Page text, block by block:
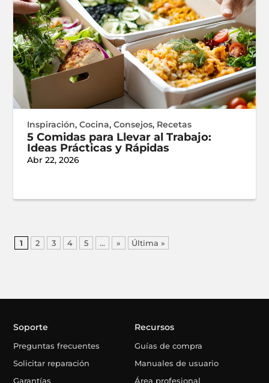
Inspiración,Cocina,Consejos, Recetas
5 Comidas para Llevar al Trabajo:
Ideas Prácticas y Rápidas
Abr 22, 2026
1 2 3 4 5 ... » Última »
Soporte
Preguntas frecuentes
Solicitar reparación
Garantías
Recursos
Guías de compra
Manuales de usuario
Área profesional